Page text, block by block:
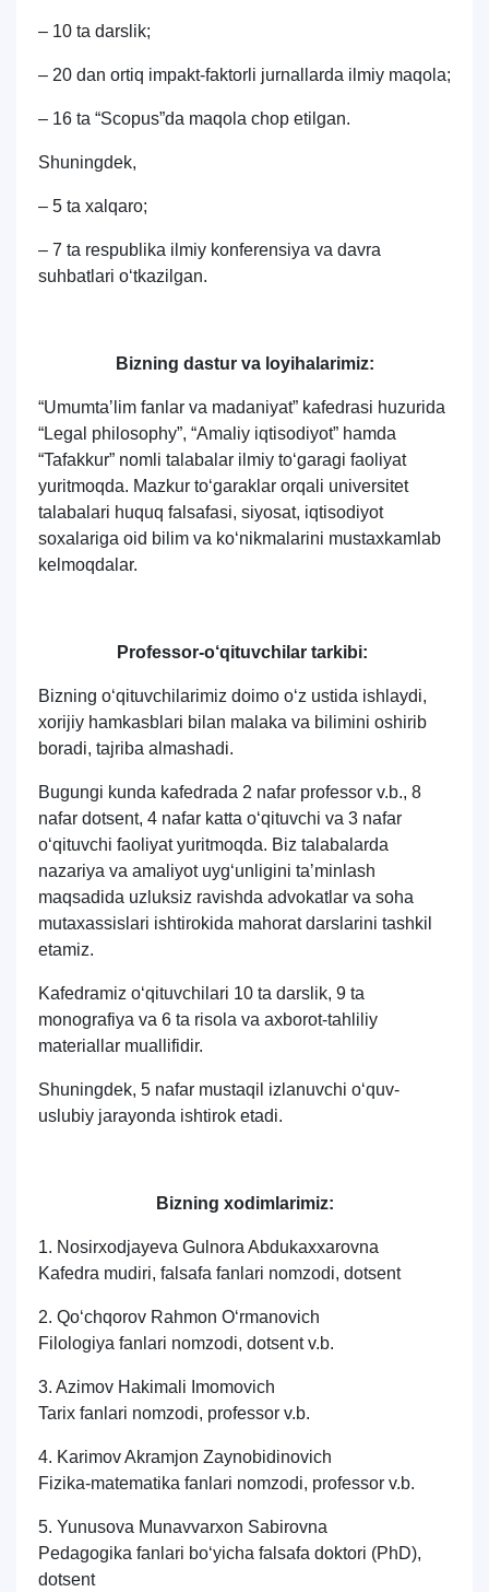
– 10 ta darslik;
– 20 dan ortiq impakt-faktorli jurnallarda ilmiy maqola;
– 16 ta “Scopus”da maqola chop etilgan.
Shuningdek,
– 5 ta xalqaro;
– 7 ta respublika ilmiy konferensiya va davra
suhbatlari o‘tkazilgan.
Bizning dastur va loyihalarimiz:
“Umumtaʼlim fanlar va madaniyat” kafedrasi huzurida
“Legal philosophy”, “Amaliy iqtisodiyot” hamda
“Tafakkur” nomli talabalar ilmiy to‘garagi faoliyat
yuritmoqda. Mazkur to‘garaklar orqali universitet
talabalari huquq falsafasi, siyosat, iqtisodiyot
soxalariga oid bilim va ko‘nikmalarini mustaxkamlab
kelmoqdalar.
Professor-o‘qituvchilar tarkibi:
Bizning o‘qituvchilarimiz doimo o‘z ustida ishlaydi,
xorijiy hamkasblari bilan malaka va bilimini oshirib
boradi, tajriba almashadi.
Bugungi kunda kafedrada 2 nafar professor v.b., 8
nafar dotsent, 4 nafar katta o‘qituvchi va 3 nafar
o‘qituvchi faoliyat yuritmoqda. Biz talabalarda
nazariya va amaliyot uyg‘unligini taʼminlash
maqsadida uzluksiz ravishda advokatlar va soha
mutaxassislari ishtirokida mahorat darslarini tashkil
etamiz.
Kafedramiz o‘qituvchilari 10 ta darslik, 9 ta
monografiya va 6 ta risola va axborot-tahliliy
materiallar muallifidir.
Shuningdek, 5 nafar mustaqil izlanuvchi o‘quv-
uslubiy jarayonda ishtirok etadi.
Bizning xodimlarimiz:
1. Nosirxodjayeva Gulnora Abdukaxxarovna
Kafedra mudiri, falsafa fanlari nomzodi, dotsent
2. Qo‘chqorov Rahmon O‘rmanovich
Filologiya fanlari nomzodi, dotsent v.b.
3. Azimov Hakimali Imomovich
Tarix fanlari nomzodi, professor v.b.
4. Karimov Akramjon Zaynobidinovich
Fizika-matematika fanlari nomzodi, professor v.b.
5. Yunusova Munavvarxon Sabirovna
Pedagogika fanlari bo‘yicha falsafa doktori (PhD),
dotsent